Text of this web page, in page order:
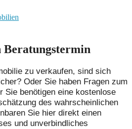
Beratungstermin
zu verkaufen, sind sich
Oder Sie haben Fragen zum
Sie benötigen eine kostenlose
des wahrscheinlichen
Sie hier direkt einen
und unverbindliches